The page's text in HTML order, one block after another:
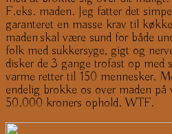
F.eks. maden. Jeg fatter det
garanteret en masse krav til
maden skal være sund for både
folk med sukkersyge, gigt og
disker de 3 gange trofast op
varme retter til 150 mennesker.
endelig brokke os over maden på
50.000 kroners ophold. WTF.